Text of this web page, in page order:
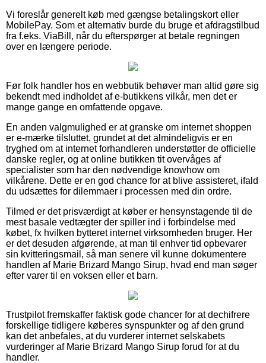
Vi foreslår generelt køb med gængse betalingskort eller
MobilePay. Som et alternativ burde du bruge et afdragstilbud
fra f.eks. ViaBill, når du efterspørger at betale regningen
over en længere periode.
Før folk handler hos en webbutik behøver man altid gøre sig
bekendt med indholdet af e-butikkens vilkår, men det er
mange gange en omfattende opgave.
En anden valgmulighed er at granske om internet shoppen
er e-mærke tilsluttet, grundet at det almindeligvis er en
tryghed om at internet forhandleren understøtter de officielle
danske regler, og at online butikken tit overvåges af
specialister som har den nødvendige knowhow om
vilkårene. Dette er en god chance for at blive assisteret, ifald
du udsættes for dilemmaer i processen med din ordre.
Tilmed er det prisværdigt at køber er hensynstagende til de
mest basale vedtægter der spiller ind i forbindelse med
købet, fx hvilken bytteret internet virksomheden bruger. Her
er det desuden afgørende, at man til enhver tid opbevarer
sin kvitteringsmail, så man senere vil kunne dokumentere
handlen af Marie Brizard Mango Sirup, hvad end man søger
efter varer til en voksen eller et barn.
Trustpilot fremskaffer faktisk gode chancer for at dechifrere
forskellige tidligere køberes synspunkter og af den grund
kan det anbefales, at du vurderer internet selskabets
vurderinger af Marie Brizard Mango Sirup forud for at du
handler.